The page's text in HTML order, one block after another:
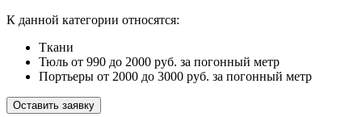
К данной категории относятся:
Ткани
Тюль от 990 до 2000 руб. за погонный метр
Портьеры от 2000 до 3000 руб. за погонный метр
Оставить заявку